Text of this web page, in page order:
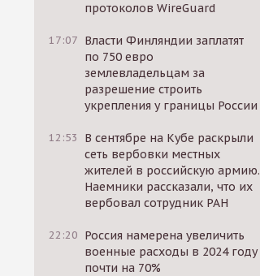
протоколов WireGuard
17:07 Власти Финляндии заплатят
по 750 евро
землевладельцам за
разрешение строить
укрепления у границы России
12:53
В сентябре на Кубе раскрыли
сеть вербовки местных
жителей в российскую армию.
Наемники рассказали, что их
вербовал сотрудник РАН
22:20 Россия намерена увеличить
военные расходы в 2024 году
почти на 70%